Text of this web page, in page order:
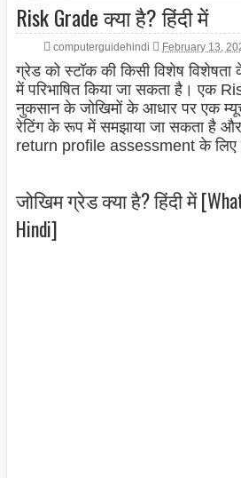
Risk Grade क्या है? हिंदी में
computerguidehindi February 13,
ग्रेड को स्टॉक की किसी विशेष
में परिभाषित किया जा सकता है। एक
नुकसान के जोखिमों के आधार पर एक
रेटिंग के रूप में समझाया जा सकता है
return profile assessment के लिए
जोखिम ग्रेड क्या है? हिंदी में
Hindi]